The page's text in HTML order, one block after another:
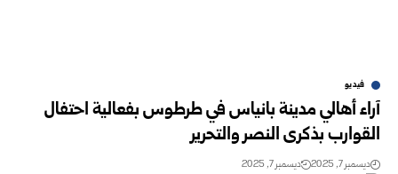
فيديو
آراء أهالي مدينة بانياس في طرطوس بفعالية احتفال
القوارب بذكرى النصر والتحرير
ديسمبر 7, 2025 ديسمبر 7, 2025